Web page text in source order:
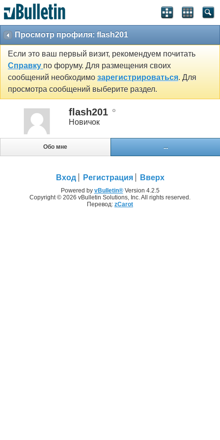
Просмотр профиля: flash201
Если это ваш первый визит, рекомендуем почитать
Справку по форуму. Для размещения своих
сообщений необходимо зарегистрироваться. Для
просмотра сообщений выберите раздел.
flash201
Новичок
Обо мне ...
Вход Регистрация Вверх
Powered by vBulletin®Version 4.2.5
Copyright © 2026 vBulletin Solutions, Inc. All rights reserved.
Перевод: zCarot